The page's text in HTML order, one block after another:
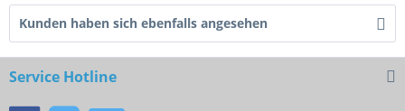
Kunden haben sich ebenfalls angesehen
Service Hotline